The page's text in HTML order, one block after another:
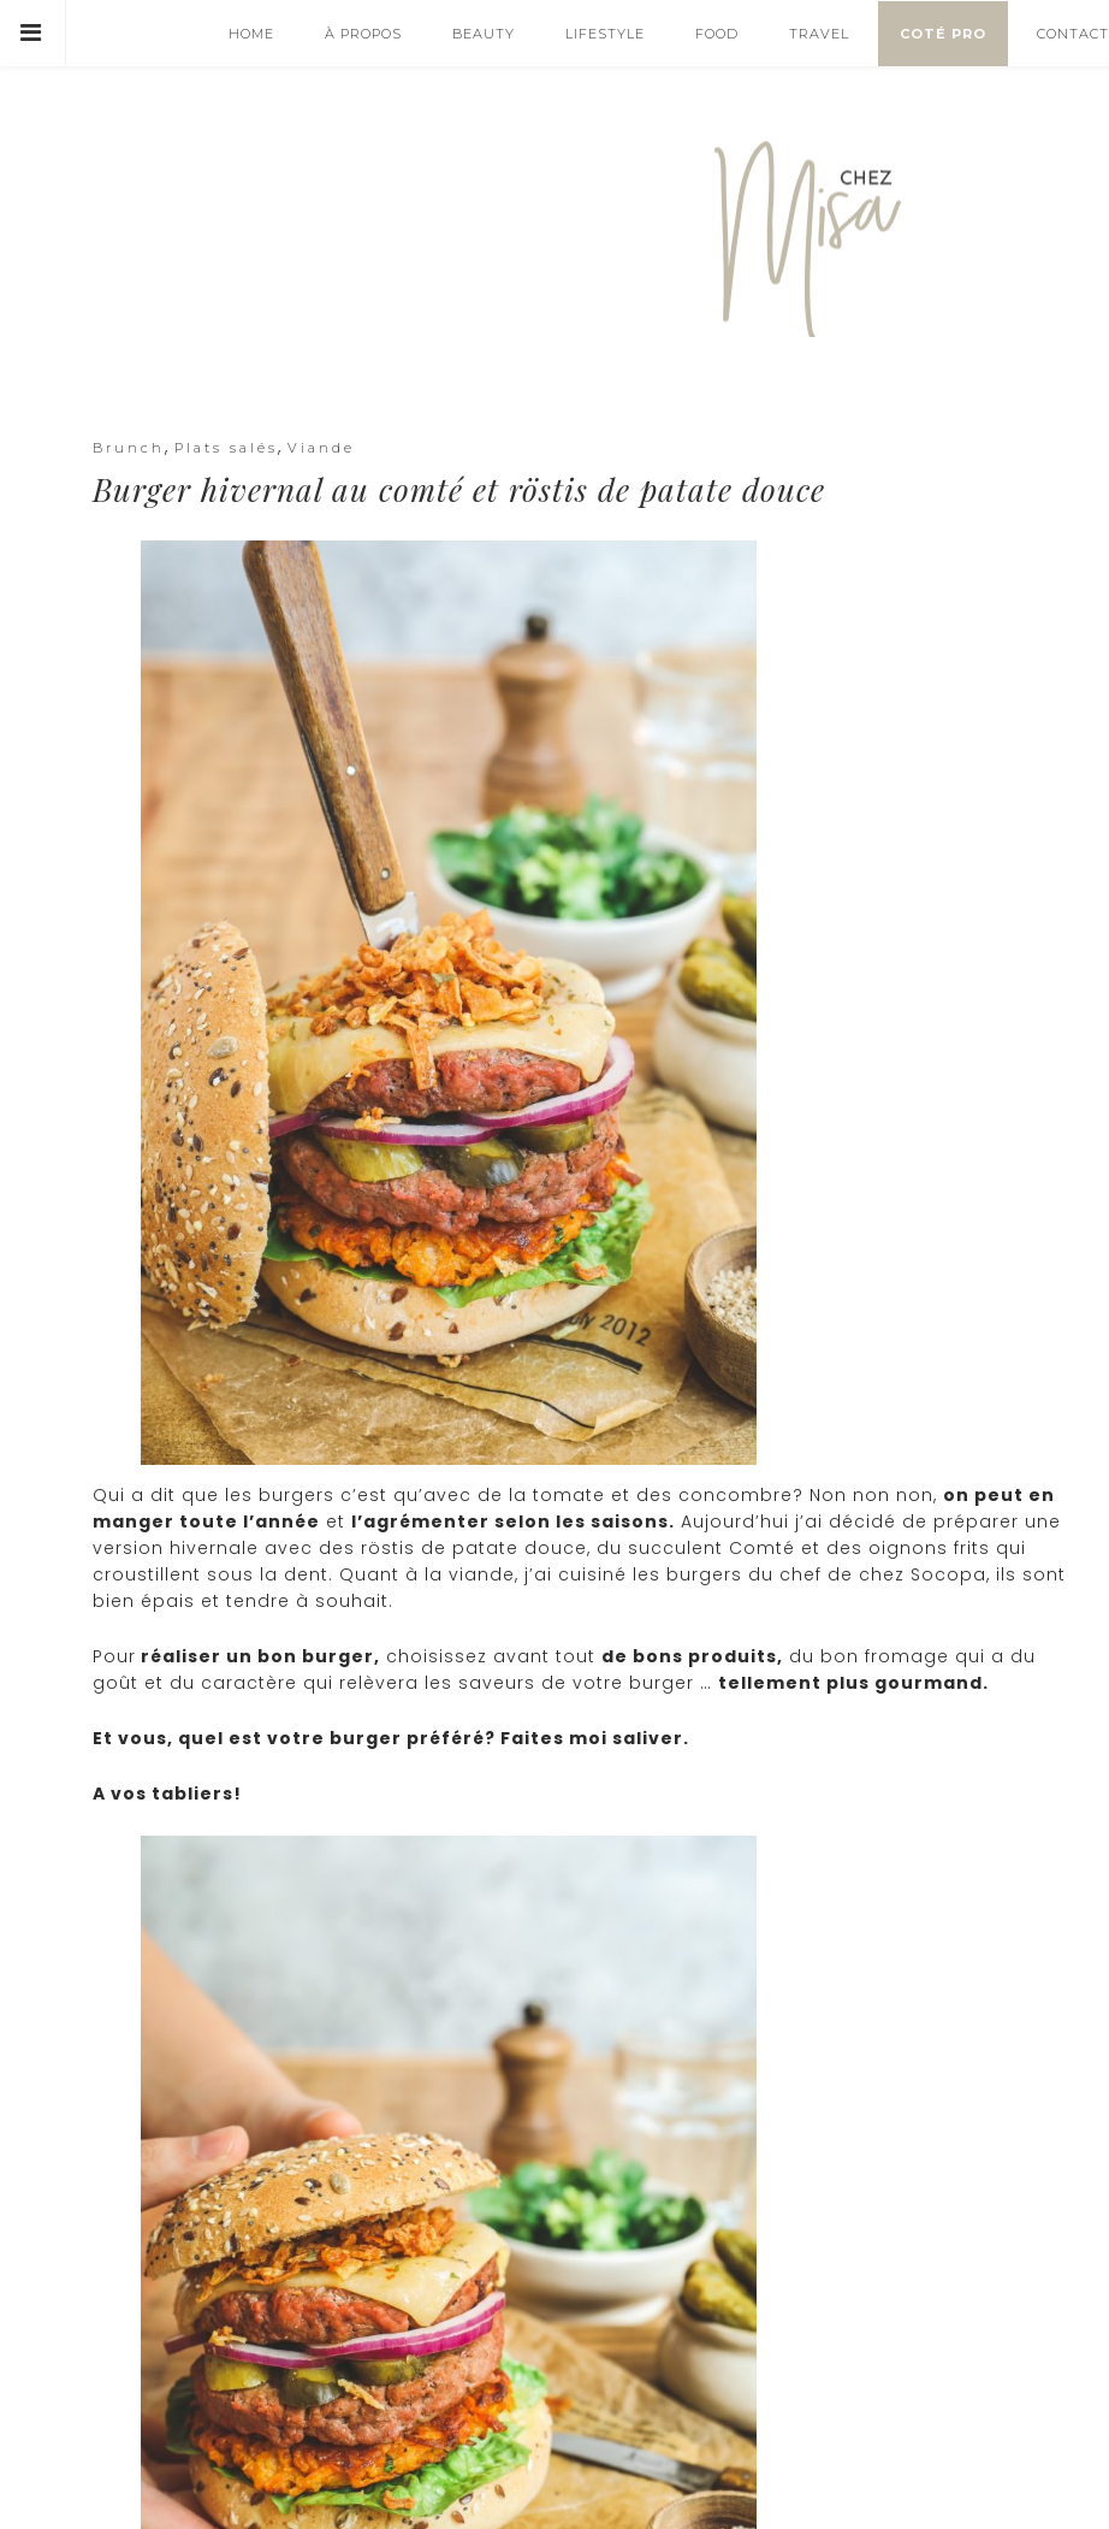
HOME À PROPOS BEAUTY LIFESTYLE FOOD TRAVEL COTÉ PRO CONTACT
Brunch , Plats salés , Viande
Burger hivernal au comté et röstis de patate douce
Qui a dit que les burgers c’est qu’avec de la tomate et des concombre? Non non non, on peut en
manger toute l’année et l’agrémenter selon les saisons. Aujourd’hui j’ai décidé de préparer une
version hivernale avec des röstis de patate douce, du succulent Comté et des oignons frits qui
croustillent sous la dent. Quant à la viande, j’ai cuisiné les burgers du chef de chez Socopa, ils sont
bien épais et tendre à souhait.
Pour réaliser un bon burger, choisissez avant tout de bons produits, du bon fromage qui a du
goût et du caractère qui relèvera les saveurs de votre burger … tellement plus gourmand.
Et vous, quel est votre burger préféré? Faites moi saliver.
A vos tabliers!